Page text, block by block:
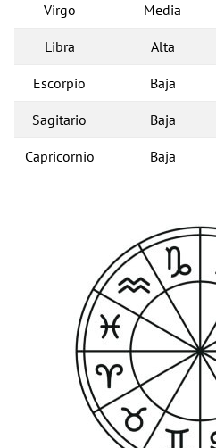
Virgo Media
Libra Alta
Escorpio Baja
Sagitario Baja
Capricornio Baja